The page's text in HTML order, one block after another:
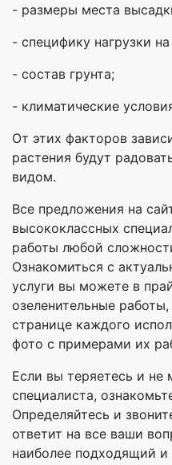
- размеры места
- специфику нагрузки
- состав грунта;
- климатические
От этих факторов
растения будут
видом.
Все предложения на
высококлассных
работы любой
Ознакомиться с
услуги вы можете в
озеленительные
странице каждого
фото с примерами их
Если вы теряетесь и
специалиста,
Определяйтесь и
ответит на все ваши
наиболее подходящий и